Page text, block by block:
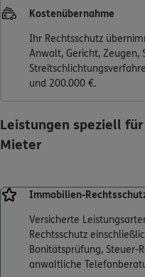
Kostenübernahme
Ihr Rechtsschutz
Anwalt, Gericht, Zeugen,
und 200.000 €.
Leistungen speziell
Mieter
Immobilien-
Versicherte
Rechtsschutz
Bonitätsprüfung, Steuer-
anwaltliche